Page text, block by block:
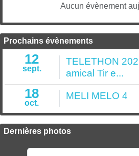
Aucun évènement
Prochains évènements
12
sept.
TELETHON
amical Tir e...
18
oct.
MELI MELO 4
Dernières photos